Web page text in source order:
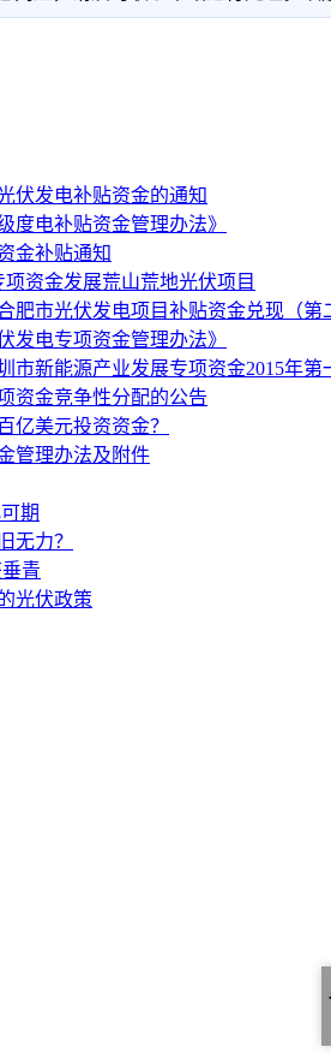
伏发电补贴资金的通知
度电补贴资金管理办法》
金补贴通知
资金发展荒山荒地光伏项目
肥市光伏发电项目补贴资金兑现（第
发电专项资金管理办法》
市新能源产业发展专项资金2015年第
资金竞争性分配的公告
亿美元投资资金？
管理办法及附件
期
无力？
青
光伏政策